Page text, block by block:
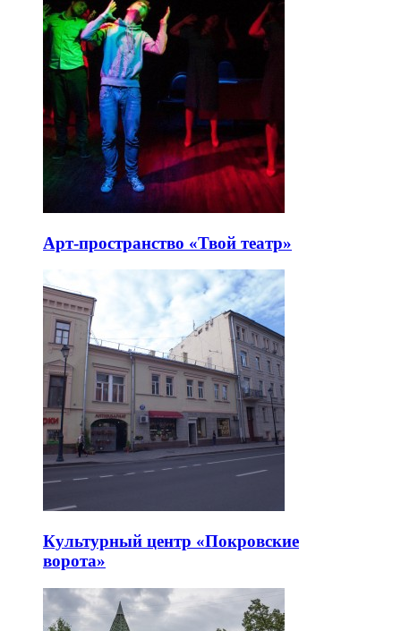
Арт-пространство «Твой театр»
Культурный центр «Покровские
ворота»